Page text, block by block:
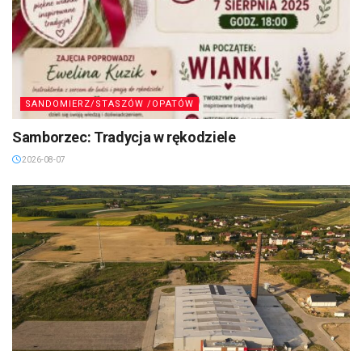
SANDOMIERZ/STASZÓW /OPATÓW
Samborzec: Tradycja w rękodziele
2026-08-07